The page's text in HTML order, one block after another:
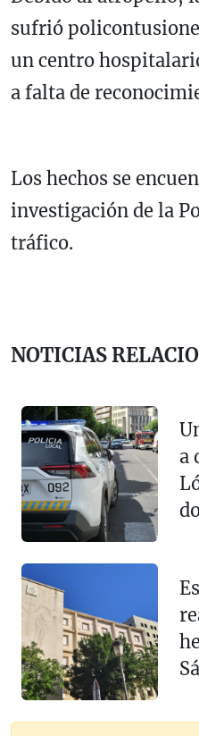
sufrió
un centro
a falta de
Los hechos se
investigación de la
tráfico.
NOTICIAS
a